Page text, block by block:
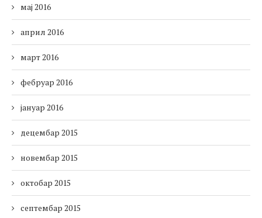
мај 2016
април 2016
март 2016
фебруар 2016
јануар 2016
децембар 2015
новембар 2015
октобар 2015
септембар 2015